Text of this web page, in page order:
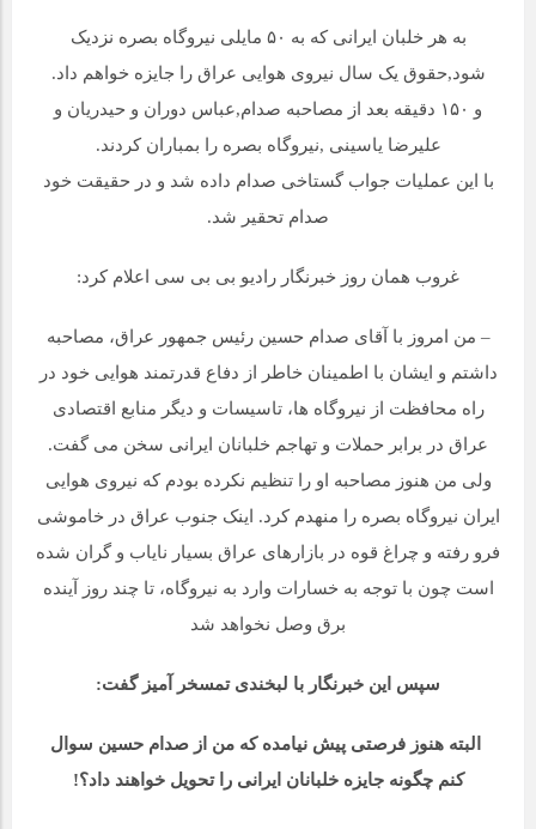
به هر خلبان ایرانی که به ۵۰ مایلی نیروگاه بصره نزدیک
شود,حقوق یک سال نیروی هوایی عراق را جایزه خواهم داد.
و ۱۵۰ دقیقه بعد از مصاحبه صدام,عباس دوران و حیدریان و
علیرضا یاسینی ,نیروگاه بصره را بمباران کردند.
با این عملیات جواب گستاخی صدام داده شد و در حقیقت خود
صدام تحقیر شد.
غروب همان روز خبرنگار رادیو بی بی سی اعلام کرد:
– من امروز با آقای صدام حسین رئیس جمهور عراق، مصاحبه
داشتم و ایشان با اطمینان خاطر از دفاع قدرتمند هوایی خود در
راه محافظت از نیروگاه ها، تاسیسات و دیگر منابع اقتصادی
عراق در برابر حملات و تهاجم خلبانان ایرانی سخن می گفت.
ولی من هنوز مصاحبه او را تنظیم نکرده بودم که نیروی هوایی
ایران نیروگاه بصره را منهدم کرد. اینک جنوب عراق در خاموشی
فرو رفته و چراغ قوه در بازارهای عراق بسیار نایاب و گران شده
است چون با توجه به خسارات وارد به نیروگاه، تا چند روز آینده
برق وصل نخواهد شد
سپس این خبرنگار با لبخندی تمسخر آمیز گفت:
البته هنوز فرصتی پیش نیامده که من از صدام حسین سوال
کنم چگونه جایزه خلبانان ایرانی را تحویل خواهند داد؟!